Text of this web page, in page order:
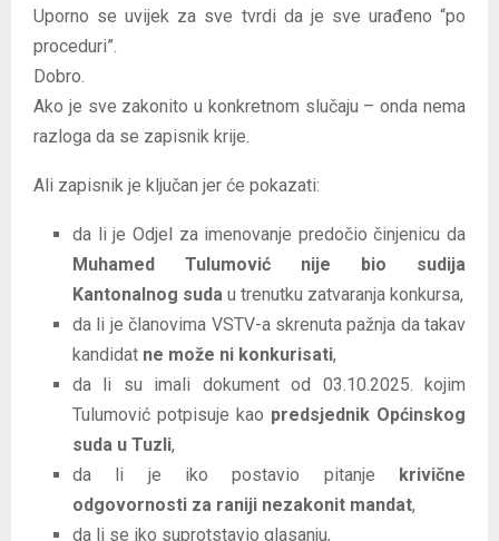
Uporno se uvijek za sve tvrdi da je sve urađeno “po
proceduri”.
Dobro.
Ako je sve zakonito u konkretnom slučaju – onda nema
razloga da se zapisnik krije.
Ali zapisnik je ključan jer će pokazati:
da li je Odjel za imenovanje predočio činjenicu da
Muhamed Tulumović nije bio sudija
Kantonalnog suda u trenutku zatvaranja konkursa,
da li je članovima VSTV-a skrenuta pažnja da takav
kandidat ne može ni konkurisati,
da li su imali dokument od 03.10.2025. kojim
Tulumović potpisuje kao predsjednik Općinskog
suda u Tuzli,
da li je iko postavio pitanje
krivične
odgovornosti za raniji nezakonit mandat,
da li se iko suprotstavio glasanju,